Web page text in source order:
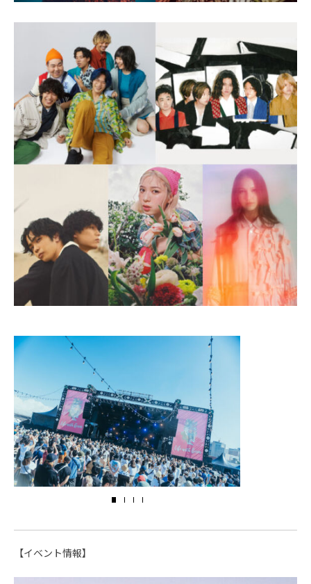
【イベント情報】